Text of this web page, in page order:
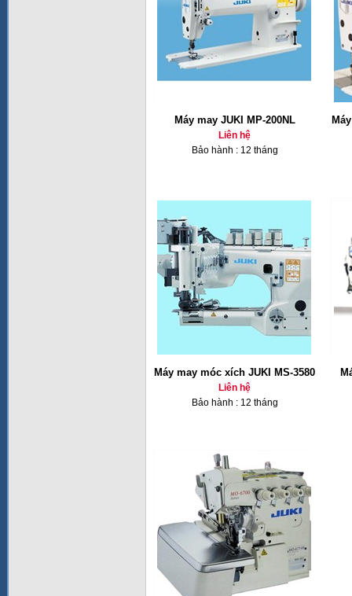
Máy may JUKI MP-200NL
Liên hệ
Bảo hành : 12 tháng
Máy may móc xích JUKI MS-3580
Liên hệ
Bảo hành : 12 tháng